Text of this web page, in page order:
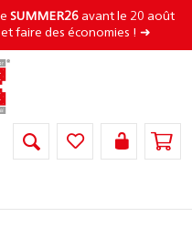
SUMMER26 avant le 20 août
faire des économies ! ➜